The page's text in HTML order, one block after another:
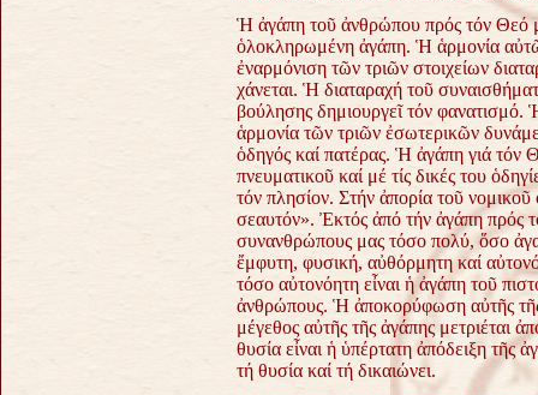
Ἡ ἀγάπη τοῦ ἀνθρώπου πρός τόν Θεό
ὁλοκληρωμένη ἀγάπη. Ἡ ἁρμονία
ἐναρμόνιση τῶν τριῶν στοιχείων
χάνεται. Ἡ διαταραχή τοῦ
βούλησης δημιουργεῖ τόν φανατισμό.
ἁρμονία τῶν τριῶν ἐσωτερικῶν
ὁδηγός καί πατέρας. Ἡ ἀγάπη γιά
πνευματικοῦ καί μέ τίς δικές του
τόν πλησίον. Στήν ἀπορία τοῦ
σεαυτόν». Ἐκτός ἀπό τήν ἀγάπη πρός
συνανθρώπους μας τόσο πολύ, ὅσο
ἔμφυτη, φυσική, αὐθόρμητη καί
τόσο αὐτονόητη εἶναι ἡ ἀγάπη τοῦ
ἀνθρώπους. Ἡ ἀποκορύφωση αὐτῆς τῆς
μέγεθος αὐτῆς τῆς ἀγάπης μετριέται
θυσία εἶναι ἡ ὑπέρτατη ἀπόδειξη τῆς
τή θυσία καί τή δικαιώνει.